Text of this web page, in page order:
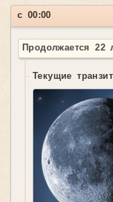
с 00:00
Продолжается 22
Текущие